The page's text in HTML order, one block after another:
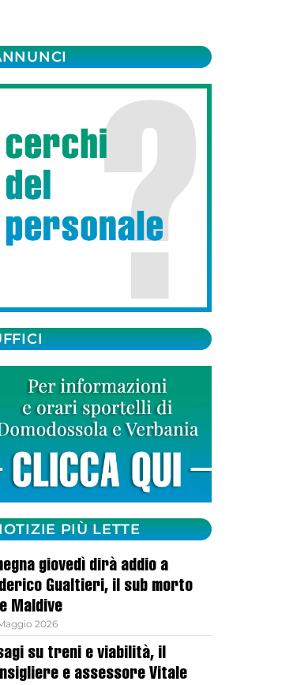
PIÙ LETTE
giovedì dirà addio a
Gualtieri, il sub morto
Maldive
2026
su treni e viabilità, il
e assessore Vitale